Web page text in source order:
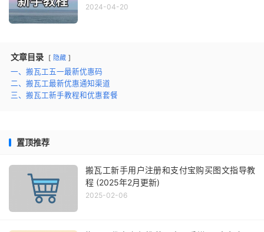
2024-04-20
文章目录 隐藏
一、搬瓦工五一最新优惠码
二、搬瓦工最新优惠通知渠道
三、搬瓦工新手教程和优惠套餐
置顶推荐
搬瓦工新手用户注册和支付宝购买图文指导教
程 (2025年2月更新)
2025-02-06